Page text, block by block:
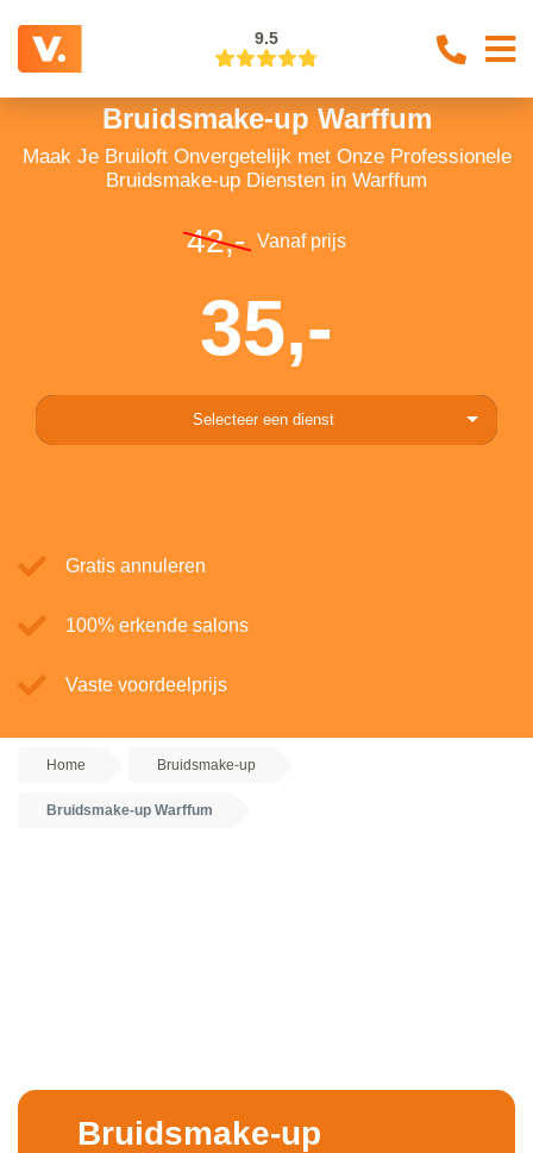
9.5
Bruidsmake-up Warffum
Maak Je Bruiloft Onvergetelijk met Onze Professionele
Bruidsmake-up Diensten in Warffum
42,- Vanaf prijs
35,-
Selecteer een dienst
Gratis annuleren
100% erkende salons
Vaste voordeelprijs
Home Bruidsmake-up
Bruidsmake-up Warffum
Bruidsmake-up